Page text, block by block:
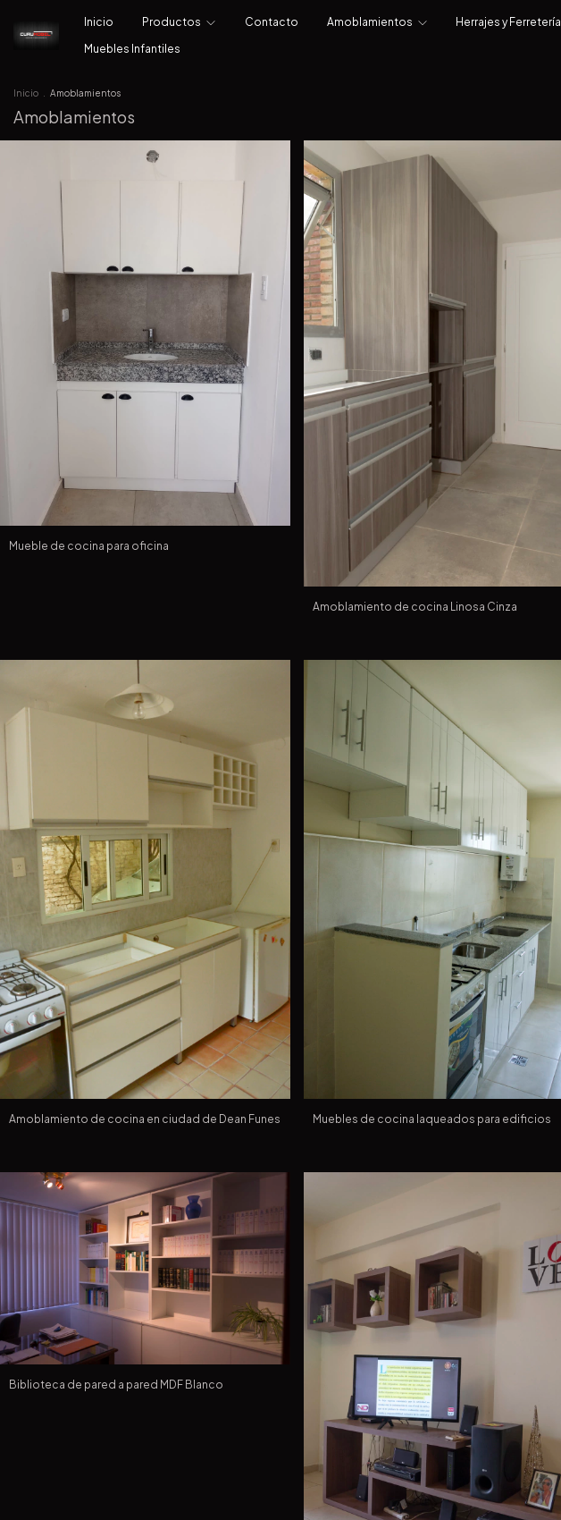
Inicio Productos Contacto Amoblamientos Herrajes y Ferretería
Muebles Infantiles
Inicio Amoblamientos
Amoblamientos
Mueble de cocina para oficina
Amoblamiento de cocina Linosa Cinza
Amoblamiento de cocina en ciudad de Dean Funes Muebles de cocina laqueados para edificios
Biblioteca de pared a pared MDF Blanco